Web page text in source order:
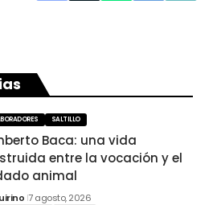
SALTILLO
Baca: una vida
entre la vocación y el
animal
7 agosto, 2026